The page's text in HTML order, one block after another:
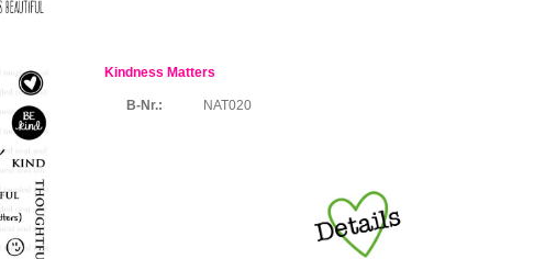
Kindness Matters
B-Nr.: NAT020